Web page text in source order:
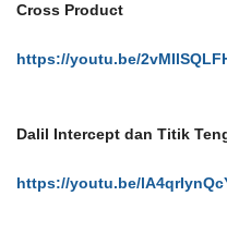
Cross Product
https://youtu.be/
Dalil Intercept dan Titik
https://youtu.be/